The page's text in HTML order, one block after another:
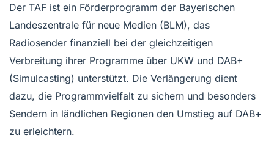
Der TAF ist ein Förderprogramm der Bayerischen
Landeszentrale für neue Medien (BLM), das
Radiosender finanziell bei der gleichzeitigen
Verbreitung ihrer Programme über UKW und DAB+
(Simulcasting) unterstützt. Die Verlängerung dient
dazu, die Programmvielfalt zu sichern und besonders
Sendern in ländlichen Regionen den Umstieg auf DAB+
zu erleichtern.